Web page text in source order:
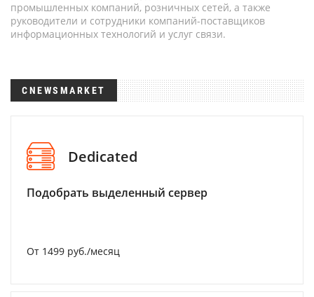
промышленных компаний, розничных сетей, а также
руководители и сотрудники компаний-поставщиков
информационных технологий и услуг связи.
CNEWSMARKET
Dedicated
Подобрать выделенный сервер
От 1499 руб./месяц